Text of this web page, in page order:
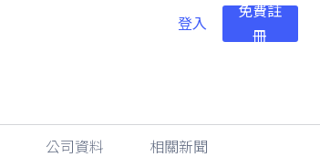
登入
免費註
冊
公司資料 相關新聞